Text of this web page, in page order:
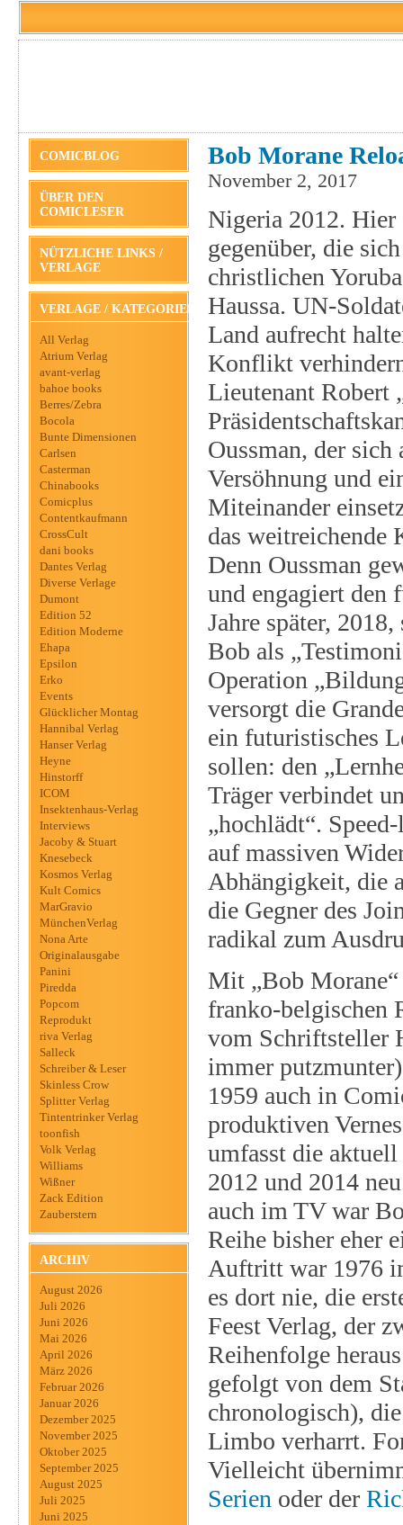
COMICBLOG
ÜBER DEN
COMICLESER
NÜTZLICHE LINKS /
VERLAGE
VERLAGE / KATEGORIEN
All Verlag
Atrium Verlag
avant-verlag
bahoe books
Berres/Zebra
Bocola
Bunte Dimensionen
Carlsen
Casterman
Chinabooks
Comicplus
Contentkaufmann
CrossCult
dani books
Dantes Verlag
Diverse Verlage
Dumont
Edition 52
Edition Moderne
Ehapa
Epsilon
Erko
Events
Glücklicher Montag
Hannibal Verlag
Hanser Verlag
Heyne
Hinstorff
ICOM
Insektenhaus-Verlag
Interviews
Jacoby & Stuart
Knesebeck
Kosmos Verlag
Kult Comics
MarGravio
MünchenVerlag
Nona Arte
Originalausgabe
Panini
Piredda
Popcom
Reprodukt
riva Verlag
Salleck
Schreiber & Leser
Skinless Crow
Splitter Verlag
Tintentrinker Verlag
toonfish
Volk Verlag
Williams
Wißner
Zack Edition
Zauberstern
ARCHIV
August 2026
Juli 2026
Juni 2026
Mai 2026
April 2026
März 2026
Februar 2026
Januar 2026
Dezember 2025
November 2025
Oktober 2025
September 2025
August 2025
Juli 2025
Juni 2025
Bob Morane
November 2, 2017
Nigeria 2012. Hier
gegenüber, die
christlichen
Haussa. UN-
Land aufrecht
Konflikt
Lieutenant Robert
Oussman, der
Versöhnung und
Miteinander
das weitreichende
Denn Oussman
und engagiert den
Jahre später,
Bob als
Operation
versorgt die
ein futuristisches
sollen: den
Träger verbindet
„hochlädt“.
auf massiven
Abhängigkeit, die
die Gegner des
radikal zum
Mit „Bob Morane“
franko-belgischen
vom Schriftsteller
immer
1959 auch in
produktiven
umfasst die
2012 und 2014
auch im TV war
Reihe bisher eher
Auftritt war 1976
es dort nie, die
Feest Verlag, der
Reihenfolge
gefolgt von dem
chronologisch),
Limbo verharrt.
Vielleicht
Serien oder der